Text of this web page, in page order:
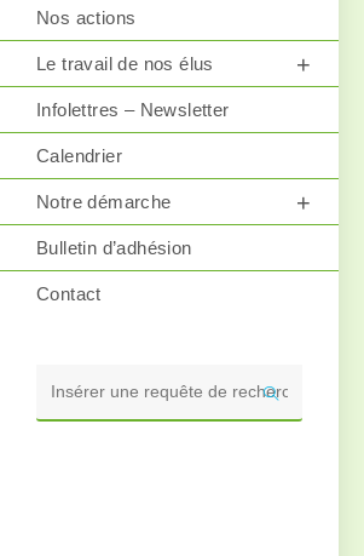
Nos actions
Le travail de nos élus
Infolettres – Newsletter
Calendrier
Notre démarche
Bulletin d’adhésion
Contact